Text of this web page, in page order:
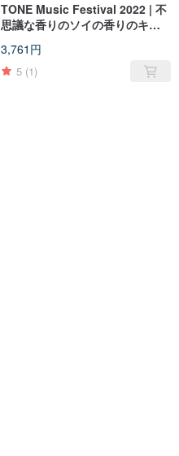
TONE Music Festival 2022 | 不
思議な香りのソイの香りのキャ
3,761円
5 (1)